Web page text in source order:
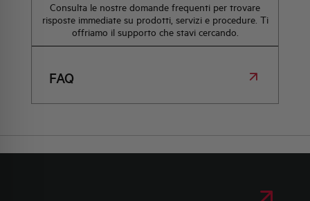
Consulta le nostre domande frequenti per trovare
risposte immediate su prodotti, servizi e procedure. Ti
offriamo il supporto che stavi cercando.
FAQ